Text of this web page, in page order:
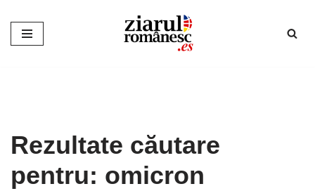
Sari
Rezultate căutare
pentru: omicron